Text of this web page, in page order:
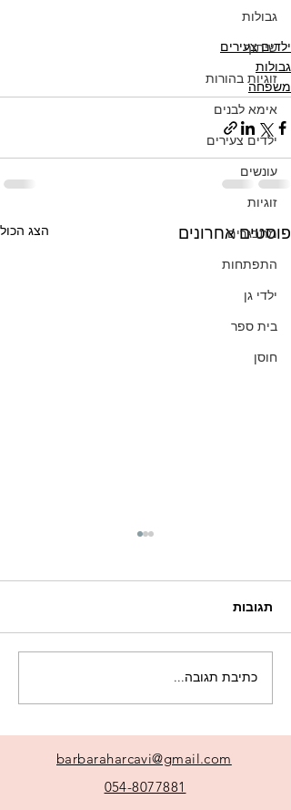
גבולות
שיתוף
זוגיות בהורות
אימא לבנים
ילדים צעירים
עונשים
זוגיות
מתבגרים
התפתחות
ילדי גן
בית ספר
חוסן
ילדים צעירים
גבולות
משפחה
פוסטים אחרונים הצג הכול
8 עובדות על הגישה שלי
תגובות
כתיבת תגובה...
barbaraharcavi@gmail.com
054-8077881